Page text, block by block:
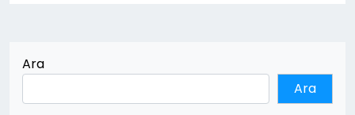
Ara
Ara